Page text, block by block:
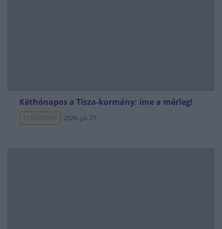
Kéthónapos a Tisza-kormány: íme a mérleg!
ELEMZÉSEK 2026. júl. 21.